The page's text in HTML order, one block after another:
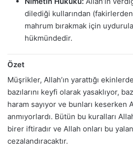
dilediği kullarından
mahrum bırakmak için
hükmündedir.
Özet
Müşrikler, Allah’ın yarattığı
bazılarını keyfi olarak yasaklıyor,
haram sayıyor ve bunları keserken
anmıyorlardı. Bütün bu kuralları
birer iftiradır ve Allah onları bu
cezalandıracaktır.